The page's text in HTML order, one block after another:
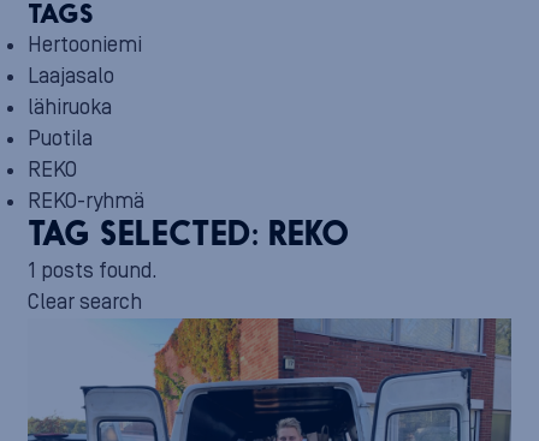
TAGS
Hertooniemi
Laajasalo
lähiruoka
Puotila
REKO
REKO-ryhmä
TAG SELECTED: REKO
1 posts found.
Clear search